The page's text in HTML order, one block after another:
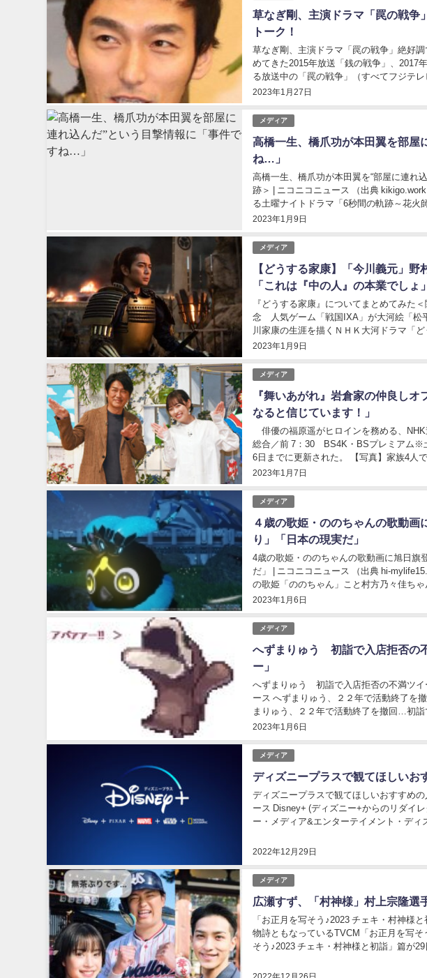
草なぎ剛、主演ドラマ「罠の戦争
トーク！
2023年1月27日
草なぎ剛、主演ドラマ「罠の戦争」絶好
めてきた2015年放送「銭の戦争」、2017
る放送中の「罠の戦争」（すべてフジテ
讐に燃えるダークヒーロー」を演じてきた
メディア
高橋一生、橋爪功が本田翼を部屋
ね…」
2023年1月9日
高橋一生、橋爪功が本田翼を“部屋に連れ
跡＞ | ニコニコニュース （出典
る土曜ナイトドラマ「6秒間の軌跡～花火
朝日系)。その初...
メディア
【どうする家康】「今川義元」
「これは『中の人』の本業でしょ」
2023年1月9日
『どうする家康』についてまとめてみた
念 人気ゲーム「戦国IXA」が大河絵「松
川家康の生涯を描くＮＨＫ大河ドラマ「
ションカードゲーム「戦国IXA」… （出典
メディア
『舞いあがれ』岩倉家の仲良し
なると信じています！」
2023年1月7日
俳優の福原遥がヒロインを務める、
総合／前 7：30 BS4K・BSプレミアム※
6日までに更新された。 【写真】家族4人
グラムは「久しぶりに家族4人がそろいま
メディア
４歳の歌姫・ののちゃんの歌動画
り」「日本の現実だ」
2023年1月6日
4歳の歌姫・ののちゃんの歌動画に旭日旗
だ」 | ニコニコニュース （出典 hi-
の歌姫「ののちゃん」こと村方乃々佳ち
ァンから落胆の声が上が...
メディア
へずまりゅう 初詣で入店拒否の
ー」
2023年1月6日
へずまりゅう 初詣で入店拒否の不満ツイ
ース へずまりゅう、２２年で活動終了を
まりゅう、２２年で活動終了を撤回…初詣
ニュース） （出...
メディア
ディズニープラスで観てほしいお
2022年12月29日
ディズニープラスで観てほしいおすすめ
ース Disney+ (ディズニー+からのリダイ
ー・メディア&エンターテイメント・ディ
メディア
広瀬すず、「村神様」村上宗隆
「お正月を写そう♪2023 チェキ・村神様
物詩ともなっているTVCM「お正月を写
そう♪2023 チェキ・村神様と初詣」篇が